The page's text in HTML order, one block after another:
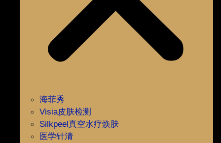
海菲秀
Visia皮肤检测
Silkpeel真空水疗焕肤
医学针清